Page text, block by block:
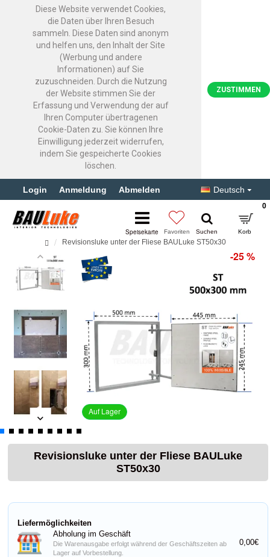
Diese Website verwendet Cookies,
die Daten über Ihren Besuch
sammeln. Diese Daten sind anonym
und helfen uns, den Inhalt der Site
(Werbung und andere
Informationen) auf Sie
zuzuschneiden. Durch die Nutzung
der Website stimmen Sie der
Erfassung und Verwendung der auf
Ihren Computer übertragenen
Cookie-Daten zu. Sie können Ihre
Einwilligung jederzeit widerrufen,
indem Sie gespeicherte Cookies
löschen.
ZUSTIMMEN
Login Anmeldung Abmelden Deutsch
0
Revisionsluke unter der Fliese BAULuke ST50x30
Auf Lager
-25 %
Revisionsluke unter der Fliese BAULuke
ST50x30
Liefermöglichkeiten
Abholung im Geschäft
Die Warenausgabe erfolgt während der Geschäftszeiten ab
Lager auf Vorbestellung.
0,00€